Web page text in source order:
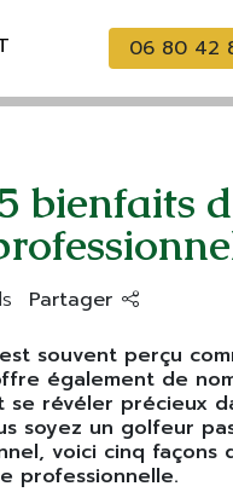
06 80 42
bienfaits
Partager
souvent perçu
également de
se révéler précieux
soyez un golfeur
voici cinq
professionnelle.